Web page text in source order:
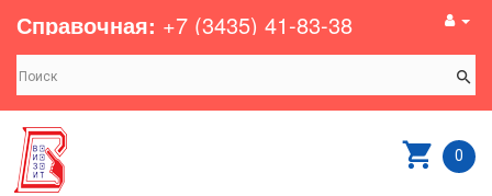
Справочная: +7 (3435) 41-83-38
0